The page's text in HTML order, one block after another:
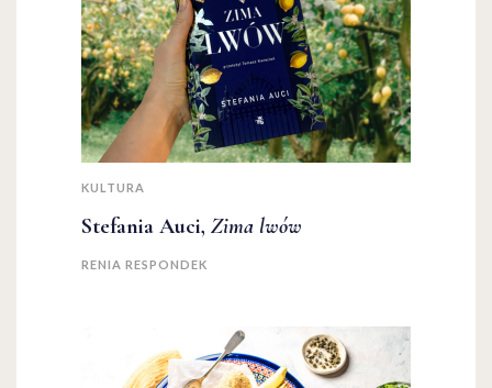
KULTURA
Stefania Auci, Zima lwów
RENIA RESPONDEK